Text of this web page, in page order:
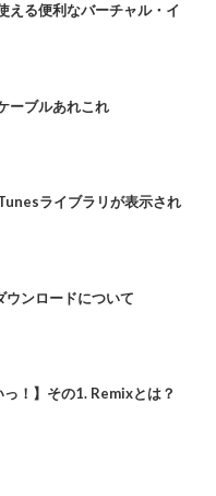
る便利なバーチャル・イ
ーブルあれこれ
ライブラリが表示され
ンロードについて
っ！】その1. Remixとは？